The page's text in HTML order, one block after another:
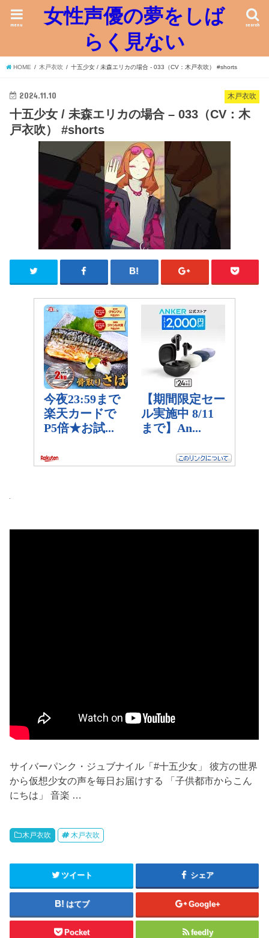
女性声優の夢をしば
らく見ない
search
menu
HOME 木戸衣吹 十五少女 / 未森エリカの場合 - 033（CV：木戸衣吹） #shorts
木戸衣吹
2024.11.10
十五少女 / 未森エリカの場合 – 033（CV：木
戸衣吹） #shorts
サイバーパンク・ジュブナイル「#十五少女」 彼方の世界
から仮想少女の声を毎日お届けする 「子供都市からこん
にちは」 音楽 …
木戸衣吹 木戸衣吹
ツイート シェア
はてブ Google+
Pocket feedly